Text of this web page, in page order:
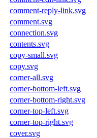
comment-reply-link.svg
comment.svg
connection.svg
contents.svg
copy-small.svg
copy.svg
corner-all.svg
corner-bottom-left.svg
corner-bottom-right.svg
corner-top-left.svg
corner-top-right.svg
cover.svg